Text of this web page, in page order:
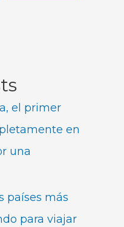
el primer
en
una
países más
para viajar